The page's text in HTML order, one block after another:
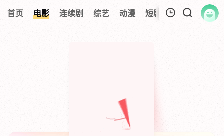
首页 电影 连续剧 综艺 动漫 短剧大全 纪录片
暂无观看影片的记录